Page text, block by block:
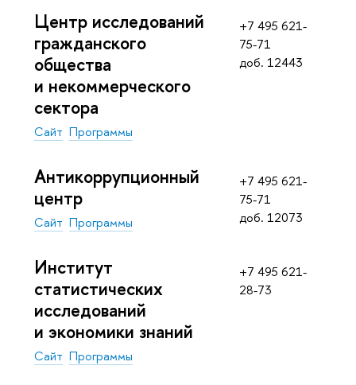
Центр исследований
гражданского
общества
и некоммерческого
сектора
Сайт Программы
+7 495 621-
75-71
доб. 12443
Антикоррупционный
центр
Сайт Программы
+7 495 621-
75-71
доб. 12073
Институт
статистических
исследований
и экономики знаний
Сайт Программы
+7 495 621-
28-73